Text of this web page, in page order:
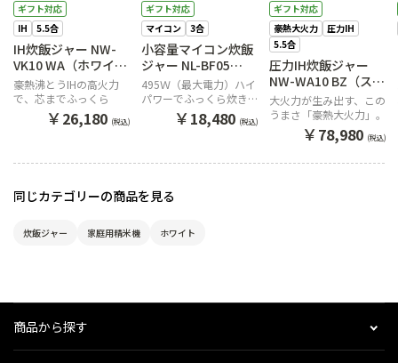
ギフト対応
IH
5.5合
IH炊飯ジャー NW-
VK10 WA（ホワイ
ト）
豪熱沸とうIHの高火力
で、芯までふっくら
￥26,180 (税込)
ギフト対応
マイコン
3合
小容量マイコン炊飯
ジャー NL-BF05
WZ（ソフトホワイ
ト）
495Ｗ（最大電力）ハイ
パワーでふっくら炊き上
￥18,480 (税込)
ギフト対応
豪熱大火力
圧力IH
5.5合
圧力IH炊飯ジャー
NW-WA10 BZ（スレ
ートブラック）
大火力が生み出す、この
うまさ「豪熱大火力」。
￥78,980 (税込)
同じカテゴリーの商品を見る
炊飯ジャー 家庭用精米機 ホワイト
商品から探す